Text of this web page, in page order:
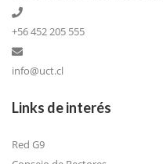
+56 452 205 555
info@uct.cl
Links de interés
Red G9